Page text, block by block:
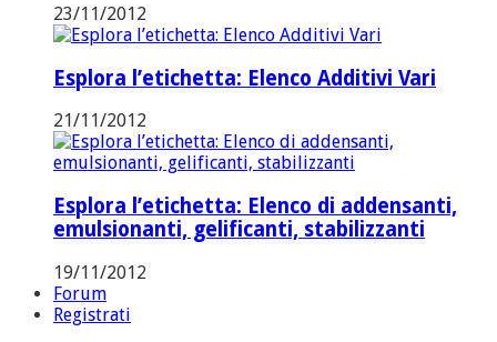
23/11/2012
Esplora l’etichetta: Elenco Additivi Vari
21/11/2012
Esplora l’etichetta: Elenco di addensanti,
emulsionanti, gelificanti, stabilizzanti
19/11/2012
Forum
Registrati